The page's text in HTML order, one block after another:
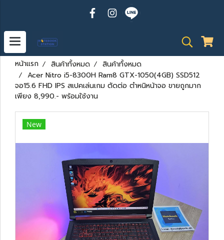
หน้าแรก สินค้าทั้งหมด
สินค้าทั้งหมด
Acer Nitro i5-8300H Ram8 GTX-1050(4GB) SSD512
จอ15.6 FHD IPS สเปคเล่นเกม ตัดต่อ ตำหนิหน้าจอ ขายถูกมาก
เพียง 8,990.- พร้อมใช้งาน
New